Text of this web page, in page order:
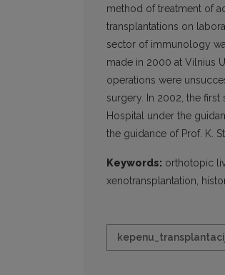
method of treatment of
transplantations on
sector of immunology
made in 2000 at Vilnius
operations were
surgery. In 2002, the
Hospital under the
the guidance of Prof. K.
Keywords: orthotopic
xenotransplantation,